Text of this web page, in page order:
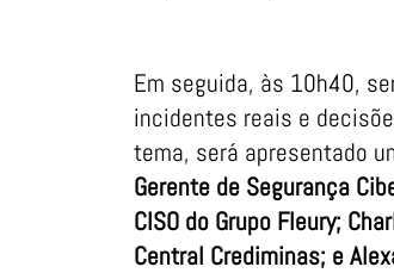
Em seguida, às 10h40,
incidentes reais e
tema, será apresentado
Gerente de Segurança
CISO do Grupo Fleury;
Central Crediminas; e